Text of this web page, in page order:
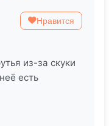
Нравится
из-за скуки
есть